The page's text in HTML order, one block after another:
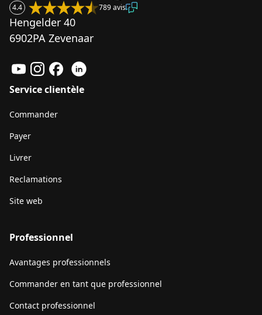
4.4 789 avis
Hengelder 40
6902PA Zevenaar
Service clientèle
Commander
Payer
Livrer
Reclamations
Site web
Professionnel
Avantages professionnels
Commander en tant que professionnel
Contact professionnel